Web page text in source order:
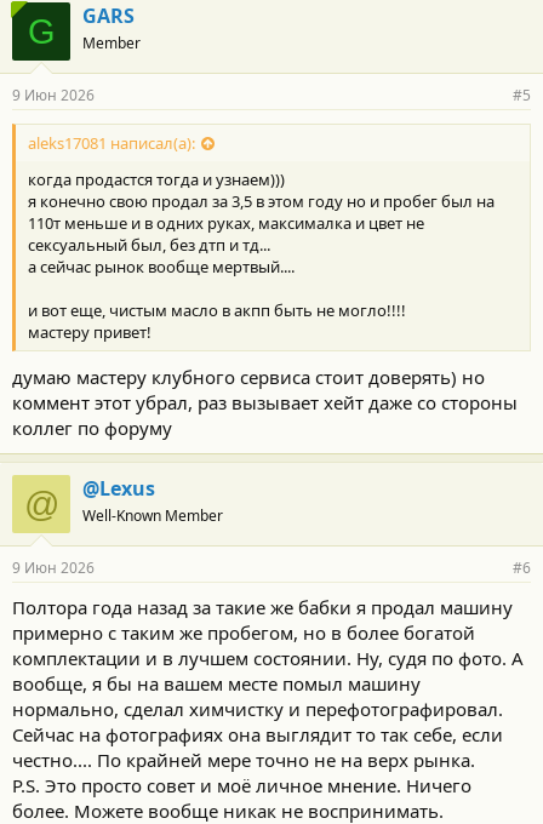
G GARS
Member
9 Июн 2026 #5
aleks17081 написал(а):
когда продастся тогда и узнаем)))
я конечно свою продал за 3,5 в этом году но и пробег был на
110т меньше и в одних руках, максималка и цвет не
сексуальный был, без дтп и тд...
а сейчас рынок вообще мертвый....
и вот еще, чистым масло в акпп быть не могло!!!!
мастеру привет!
думаю мастеру клубного сервиса стоит доверять) но
коммент этот убрал, раз вызывает хейт даже со стороны
коллег по форуму
@ @Lexus
Well-Known Member
9 Июн 2026 #6
Полтора года назад за такие же бабки я продал машину
примерно с таким же пробегом, но в более богатой
комплектации и в лучшем состоянии. Ну, судя по фото. А
вообще, я бы на вашем месте помыл машину
нормально, сделал химчистку и перефотографировал.
Сейчас на фотографиях она выглядит то так себе, если
честно.... По крайней мере точно не на верх рынка.
P.S. Это просто совет и моё личное мнение. Ничего
более. Можете вообще никак не воспринимать.